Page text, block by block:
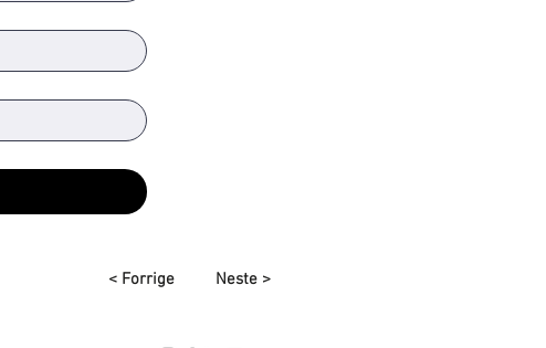
< Forrige Neste >